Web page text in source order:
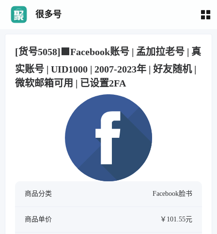
很多号
[货号5058]🟩Facebook账号 | 孟加拉老号 | 真
实账号 | UID1000 | 2007-2023年 | 好友随机 |
微软邮箱可用 | 已设置2FA
商品分类 Facebook脸书
商品单价 ￥101.55元